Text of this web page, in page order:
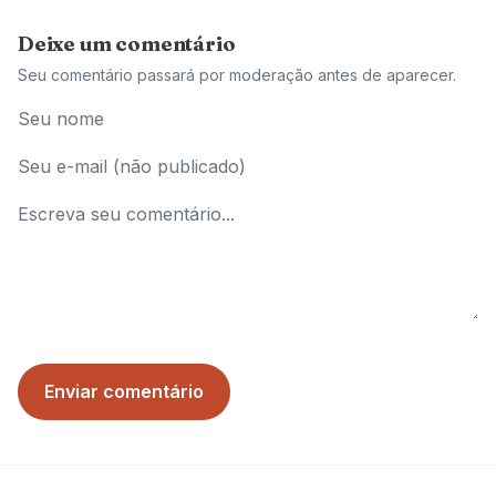
Deixe um comentário
Seu comentário passará por moderação antes de aparecer.
Enviar comentário